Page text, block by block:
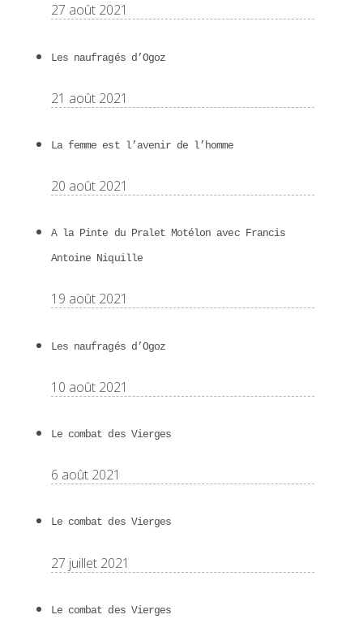
27 août 2021
Les naufragés d’Ogoz
21 août 2021
La femme est l’avenir de l’homme
20 août 2021
A la Pinte du Pralet Motélon avec Francis
Antoine Niquille
19 août 2021
Les naufragés d’Ogoz
10 août 2021
Le combat des Vierges
6 août 2021
Le combat des Vierges
27 juillet 2021
Le combat des Vierges